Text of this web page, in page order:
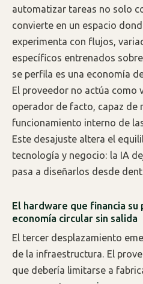
automatizar tareas no solo
convierte en un espacio
experimenta con flujos,
específicos entrenados
se perfila es una economía
El proveedor no actúa como
operador de facto, capaz de
funcionamiento interno de
Este desajuste altera el
tecnología y negocio: la IA
pasa a diseñarlos desde
El hardware que financia su
economía circular sin salida
El tercer desplazamiento
de la infraestructura. El
que debería limitarse a